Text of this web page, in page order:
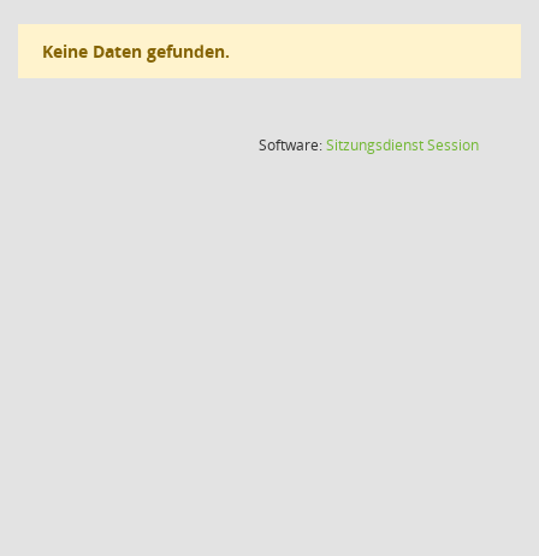
Keine Daten gefunden.
Software:SitzungsdienstSession(Wird in